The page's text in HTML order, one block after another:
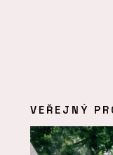
VEŘEJNÝ